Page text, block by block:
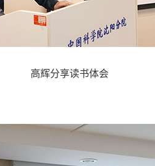
高辉分享读书体会